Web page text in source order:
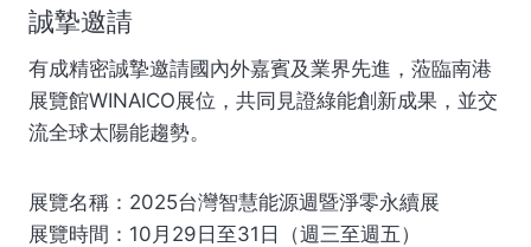
誠摯邀請
有成精密誠摯邀請國內外嘉賓及業界先進，蒞臨南港
展覽館WINAICO展位，共同見證綠能創新成果，並交
流全球太陽能趨勢。
展覽名稱：2025台灣智慧能源週暨淨零永續展
展覽時間：10月29日至31日（週三至週五）